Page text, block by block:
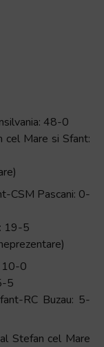
48-0
cel Mare si Sfant:
CSM Pascani: 0-
19-5
10-0
5
RC Buzau: 5-
Stefan cel Mare